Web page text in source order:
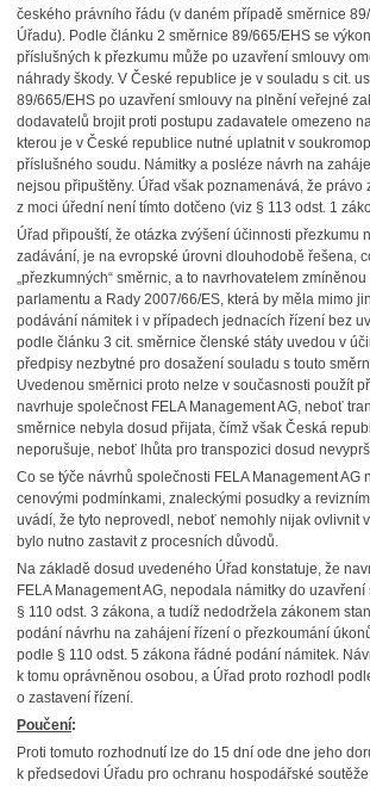
českého právního řádu (v daném případě směrnice
Úřadu). Podle článku 2 směrnice 89/665/EHS se
příslušných k přezkumu může po uzavření smlouvy
náhrady škody. V České republice je v souladu s cit.
89/665/EHS po uzavření smlouvy na plnění veřejné
dodavatelů brojit proti postupu zadavatele omezeno
kterou je v České republice nutné uplatnit v
příslušného soudu. Námitky a posléze návrh na
nejsou připuštěny. Úřad však poznamenává, že právo
z moci úřední není tímto dotčeno (viz § 113 odst. 1
Úřad připouští, že otázka zvýšení účinnosti přezkumu
zadávání, je na evropské úrovni dlouhodobě řešena,
„přezkumných“ směrnic, a to navrhovatelem
parlamentu a Rady 2007/66/ES, která by měla mimo
podávání námitek i v případech jednacích řízení bez
podle článku 3 cit. směrnice členské státy uvedou v
předpisy nezbytné pro dosažení souladu s touto
Uvedenou směrnici proto nelze v současnosti použít
navrhuje společnost FELA Management AG, neboť
směrnice nebyla dosud přijata, čímž však Česká
neporušuje, neboť lhůta pro transpozici dosud
Co se týče návrhů společnosti FELA Management AG
cenovými podmínkami, znaleckými posudky a
uvádí, že tyto neprovedl, neboť nemohly nijak ovlivnit
bylo nutno zastavit z procesních důvodů.
Na základě dosud uvedeného Úřad konstatuje, že
FELA Management AG, nepodala námitky do
§ 110 odst. 3 zákona, a tudíž nedodržela zákonem
podání návrhu na zahájení řízení o přezkoumání
podle § 110 odst. 5 zákona řádné podání námitek.
k tomu oprávněnou osobou, a Úřad proto rozhodl
o zastavení řízení.
Poučení:
Proti tomuto rozhodnutí lze do 15 dní ode dne jeho
k předsedovi Úřadu pro ochranu hospodářské